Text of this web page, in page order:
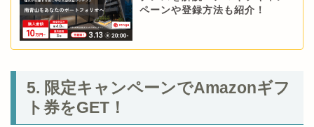
ペーンや登録方法も紹介！
5. 限定キャンペーンでAmazonギフ
ト券をGET！